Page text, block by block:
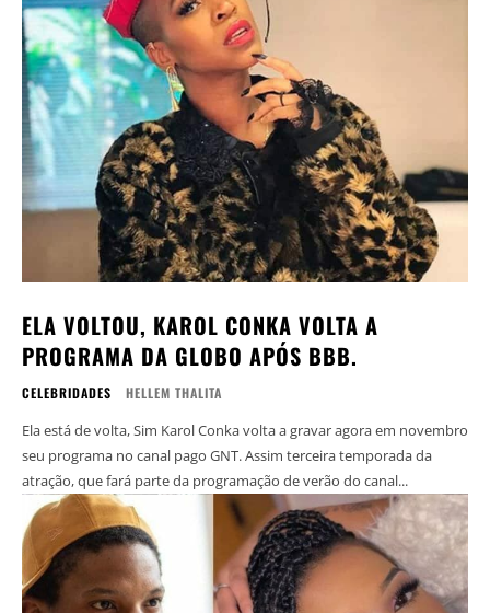
ELA VOLTOU, KAROL CONKA VOLTA A
PROGRAMA DA GLOBO APÓS BBB.
CELEBRIDADES HELLEM THALITA
Ela está de volta, Sim Karol Conka volta a gravar agora em novembro
seu programa no canal pago GNT. Assim terceira temporada da
atração, que fará parte da programação de verão do canal...